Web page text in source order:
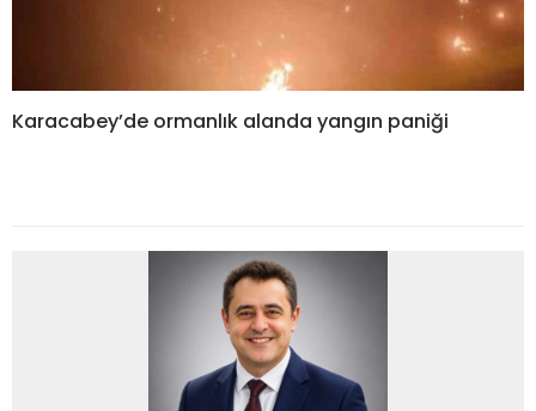
Karacabey’de ormanlık alanda yangın paniği